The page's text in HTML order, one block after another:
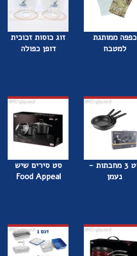
כפפה ממותגת
למטבח
זוג כוסות זכוכית
דופן כפולה
סט 3 מחבתות -
נעמן
סט סירים שיש
Food Appeal